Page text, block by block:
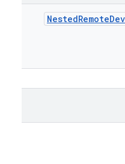
NestedRemote